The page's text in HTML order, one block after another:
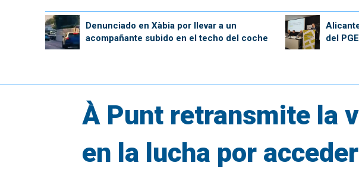
Denunciado en Xàbia por llevar a un
acompañante subido en el techo del coche
del
À Punt retransmite la
en la lucha por